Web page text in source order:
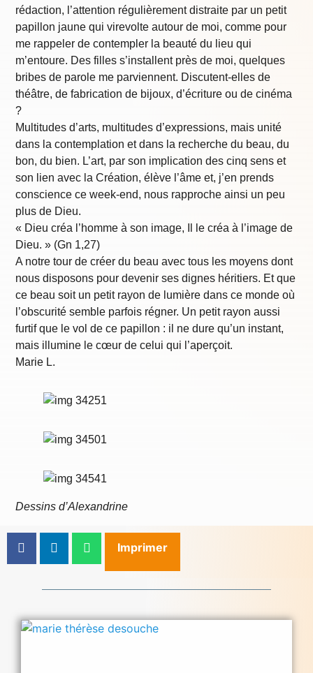
rédaction, l’attention régulièrement distraite par un petit
papillon jaune qui virevolte autour de moi, comme pour
me rappeler de contempler la beauté du lieu qui
m’entoure. Des filles s’installent près de moi, quelques
bribes de parole me parviennent. Discutent-elles de
théâtre, de fabrication de bijoux, d’écriture ou de cinéma
?
Multitudes d’arts, multitudes d’expressions, mais unité
dans la contemplation et dans la recherche du beau, du
bon, du bien. L’art, par son implication des cinq sens et
son lien avec la Création, élève l’âme et, j’en prends
conscience ce week-end, nous rapproche ainsi un peu
plus de Dieu.
« Dieu créa l’homme à son image, Il le créa à l’image de
Dieu. » (Gn 1,27)
A notre tour de créer du beau avec tous les moyens dont
nous disposons pour devenir ses dignes héritiers. Et que
ce beau soit un petit rayon de lumière dans ce monde où
l’obscurité semble parfois régner. Un petit rayon aussi
furtif que le vol de ce papillon : il ne dure qu’un instant,
mais illumine le cœur de celui qui l’aperçoit.
Marie L.
Dessins d’Alexandrine
Imprimer